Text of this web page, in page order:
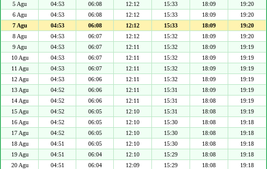
5 Agu
04:53 06:08 12:12 15:33 18:09
19:20
6 Agu
04:53 06:08 12:12 15:33 18:09
19:20
7 Agu
04:53 06:08 12:12 15:33 18:09
19:20
8 Agu
04:53 06:07 12:12 15:32 18:09
19:20
9 Agu
04:53 06:07 12:11 15:32 18:09
19:19
10 Agu
04:53 06:07 12:11 15:32 18:09
19:19
11 Agu
04:53 06:07 12:11 15:32 18:09
19:19
12 Agu
04:53 06:06 12:11 15:32 18:09
19:19
13 Agu
04:52 06:06 12:11 15:31 18:09
19:19
14 Agu
04:52 06:06 12:11 15:31 18:08
19:19
15 Agu
04:52 06:05 12:10 15:31 18:08
19:19
16 Agu
04:52 06:05 12:10 15:30 18:08
19:18
17 Agu
04:52 06:05 12:10 15:30 18:08
19:18
18 Agu
04:51 06:05 12:10 15:30 18:08
19:18
19 Agu
04:51 06:04 12:10 15:29 18:08
19:18
20 Agu
04:51 06:04 12:09 15:29 18:08
19:18